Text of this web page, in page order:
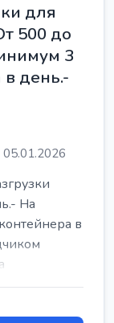
для
500 до
3
в день.-
На
в